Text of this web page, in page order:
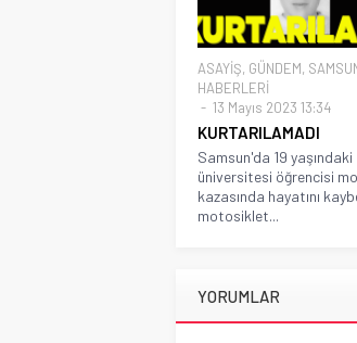
ASAYİŞ, GÜNDEM,
HABERLERİ
13 Mayıs 2023 13:34
KURTARILAMADI
Samsun'da 19 yaşındaki
üniversitesi öğrencisi
kazasında hayatını
motosiklet...
YORUMLAR